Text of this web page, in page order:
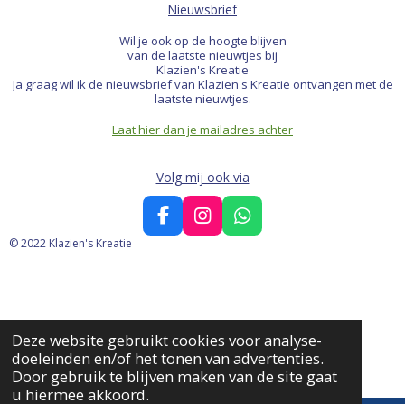
Deze website gebruikt cookies voor analyse-
doeleinden en/of het tonen van advertenties.
Door gebruik te blijven maken van de site gaat
u hiermee akkoord.
Nieuwsbrief
Wil je ook op de hoogte blijven
van de laatste nieuwtjes bij
Klazien's Kreatie
Ja graag wil ik de nieuwsbrief van Klazien's Kreatie ontvangen met de
laatste nieuwtjes.
Laat hier dan je mailadres achter
Volg mij ook via
F
a
o
k
I
n
r
a
m
W
h
p
© 2022 Klazien's Kreatie